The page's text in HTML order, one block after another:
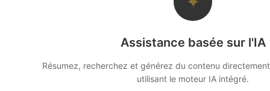
Assistance basée sur l'IA
Résumez, recherchez et générez du contenu
utilisant le moteur IA intégré.